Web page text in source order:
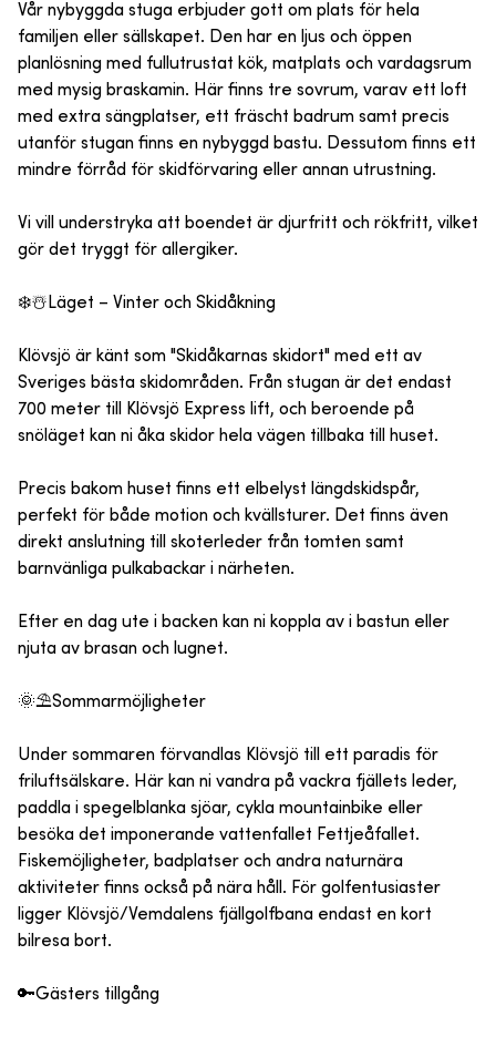
Vår nybyggda stuga erbjuder gott om plats för hela
familjen eller sällskapet. Den har en ljus och öppen
planlösning med fullutrustat kök, matplats och vardagsrum
med mysig braskamin. Här finns tre sovrum, varav ett loft
med extra sängplatser, ett fräscht badrum samt precis
utanför stugan finns en nybyggd bastu. Dessutom finns ett
mindre förråd för skidförvaring eller annan utrustning.
Vi vill understryka att boendet är djurfritt och rökfritt, vilket
gör det tryggt för allergiker.
❄️☃️Läget – Vinter och Skidåkning
Klövsjö är känt som "Skidåkarnas skidort" med ett av
Sveriges bästa skidområden. Från stugan är det endast
700 meter till Klövsjö Express lift, och beroende på
snöläget kan ni åka skidor hela vägen tillbaka till huset.
Precis bakom huset finns ett elbelyst längdskidspår,
perfekt för både motion och kvällsturer. Det finns även
direkt anslutning till skoterleder från tomten samt
barnvänliga pulkabackar i närheten.
Efter en dag ute i backen kan ni koppla av i bastun eller
njuta av brasan och lugnet.
🌞⛱️Sommarmöjligheter
Under sommaren förvandlas Klövsjö till ett paradis för
friluftsälskare. Här kan ni vandra på vackra fjällets leder,
paddla i spegelblanka sjöar, cykla mountainbike eller
besöka det imponerande vattenfallet Fettjeåfallet.
Fiskemöjligheter, badplatser och andra naturnära
aktiviteter finns också på nära håll. För golfentusiaster
ligger Klövsjö/Vemdalens fjällgolfbana endast en kort
bilresa bort.
🔑Gästers tillgång